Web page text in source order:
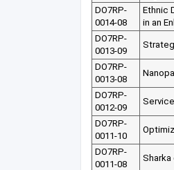
DO7RP-
0014-08
Ethnic
in an
DO7RP-
0013-09
DO7RP-
0013-08
DO7RP-
0012-09
DO7RP-
0011-10
DO7RP-
0011-08